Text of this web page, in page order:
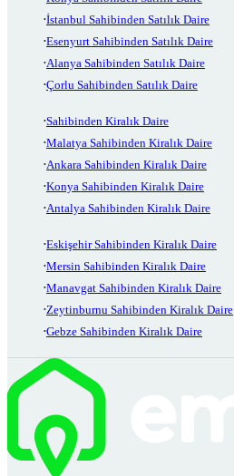
İstanbul Sahibinden Satılık Daire
Esenyurt Sahibinden Satılık Daire
Alanya Sahibinden Satılık Daire
Çorlu Sahibinden Satılık Daire
Sahibinden Kiralık Daire
Malatya Sahibinden Kiralık Daire
Ankara Sahibinden Kiralık Daire
Konya Sahibinden Kiralık Daire
Antalya Sahibinden Kiralık Daire
Eskişehir Sahibinden Kiralık Daire
Mersin Sahibinden Kiralık Daire
Manavgat Sahibinden Kiralık Daire
Zeytinburnu Sahibinden Kiralık Daire
Gebze Sahibinden Kiralık Daire